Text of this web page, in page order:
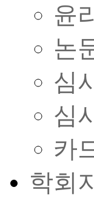
윤
논
심
심
카
학회